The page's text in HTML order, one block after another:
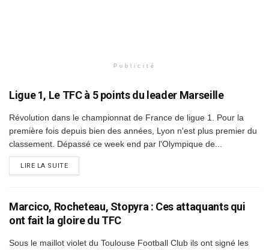
Publicité
Ligue 1, Le TFC à 5 points du leader Marseille
Révolution dans le championnat de France de ligue 1. Pour la
première fois depuis bien des années, Lyon n'est plus premier du
classement. Dépassé ce week end par l'Olympique de...
LIRE LA SUITEDETAILS
Marcico, Rocheteau, Stopyra : Ces attaquants qui
ont fait la gloire du TFC
Sous le maillot violet du Toulouse Football Club ils ont signé les